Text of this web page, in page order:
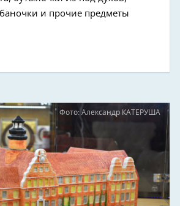
и прочие предметы
Фото: Александр КАТЕРУША